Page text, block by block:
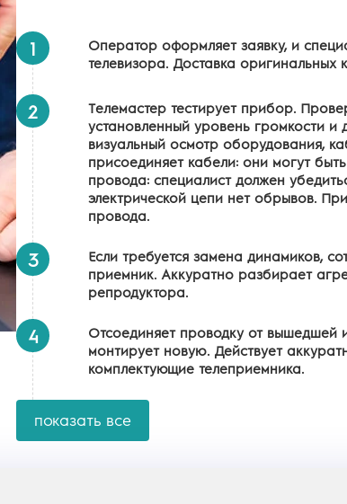
1
Оператор оформляет заявку, и
телевизора. Доставка оригинальных
2
Телемастер тестирует прибор.
установленный уровень громкости и
визуальный осмотр оборудования,
присоединяет кабели: они могут
провода: специалист должен
электрической цепи нет обрывов.
провода.
3
Если требуется замена динамиков,
приемник. Аккуратно разбирает
репродуктора.
4
Отсоединяет проводку от вышедшей
монтирует новую. Действует
комплектующие телеприемника.
показать все